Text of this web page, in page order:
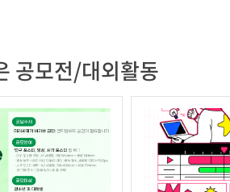
공모전/대외활동